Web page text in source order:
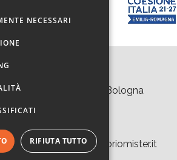
della Ricerca CNR di Bologna
Bologna
+39 051 639 8457
NECESSARI
RIFIUTA TUTTO